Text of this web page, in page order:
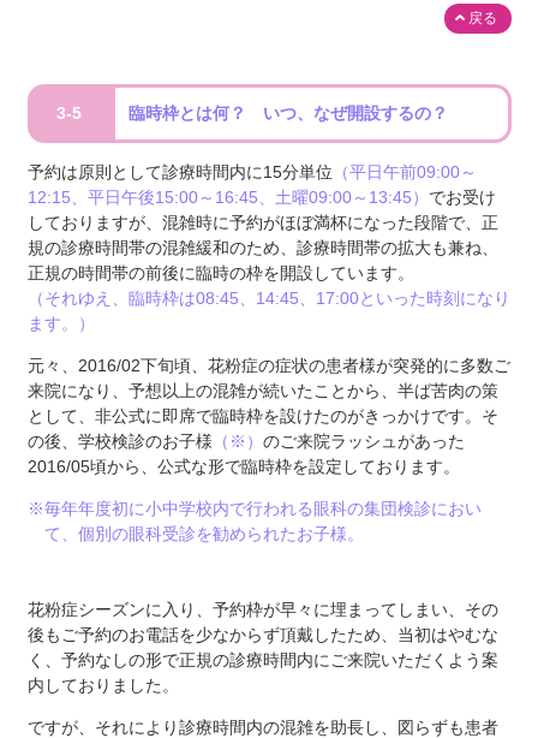
戻る
3-5 臨時枠とは何？ いつ、なぜ開設するの？
予約は原則として診療時間内に15分単位 （平日午前09:00～
12:15、平日午後15:00～16:45、土曜09:00～13:45） でお受け
しておりますが、混雑時に予約がほぼ満杯になった段階で、正
規の診療時間帯の混雑緩和のため、診療時間帯の拡大も兼ね、
正規の時間帯の前後に臨時の枠を開設しています。
（それゆえ、臨時枠は08:45、14:45、17:00といった時刻になり
ます。）
元々、2016/02下旬頃、花粉症の症状の患者様が突発的に多数ご
来院になり、予想以上の混雑が続いたことから、半ば苦肉の策
として、非公式に即席で臨時枠を設けたのがきっかけです。そ
の後、学校検診のお子様 （※） のご来院ラッシュがあった
2016/05頃から、公式な形で臨時枠を設定しております。
※毎年年度初に小中学校内で行われる眼科の集団検診におい
て、個別の眼科受診を勧められたお子様。
花粉症シーズンに入り、予約枠が早々に埋まってしまい、その
後もご予約のお電話を少なからず頂戴したため、当初はやむな
く、予約なしの形で正規の診療時間内にご来院いただくよう案
内しておりました。
ですが、それにより診療時間内の混雑を助長し、図らずも患者